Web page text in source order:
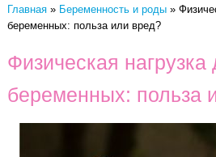
Главная» Беременность и роды»
беременных: польза или вред?
Физическая нагрузка
беременных: польза